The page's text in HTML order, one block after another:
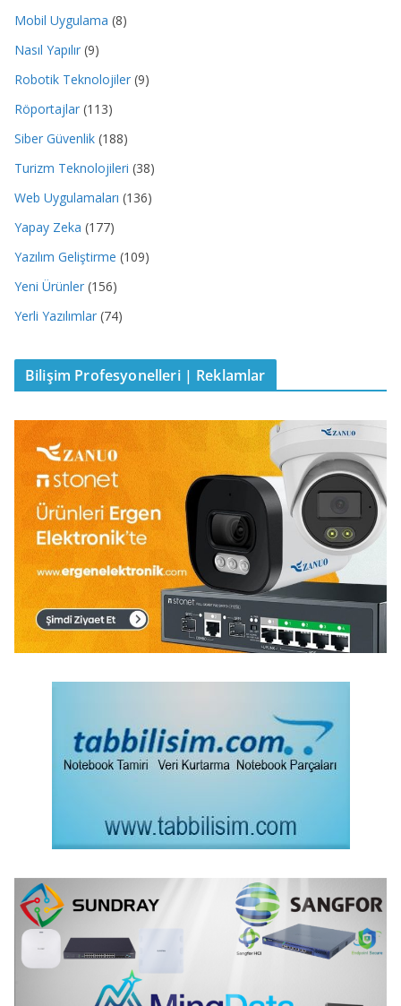
Mobil Uygulama (8)
Nasıl Yapılır (9)
Robotik Teknolojiler (9)
Röportajlar (113)
Siber Güvenlik (188)
Turizm Teknolojileri (38)
Web Uygulamaları (136)
Yapay Zeka (177)
Yazılım Geliştirme (109)
Yeni Ürünler (156)
Yerli Yazılımlar (74)
Bilişim Profesyonelleri | Reklamlar